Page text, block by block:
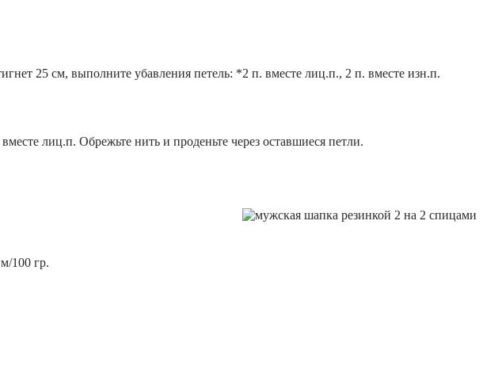
25 см, выполните убавления петель: *2 п. вместе лиц.п., 2 п. вместе изн.п.
лиц.п. Обрежьте нить и проденьте через оставшиеся петли.
100 гр.